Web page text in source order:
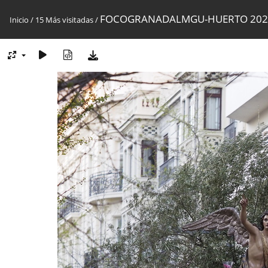
Inicio / 15 Más visitadas/ FOCOGRANADALMGU-HUERTO